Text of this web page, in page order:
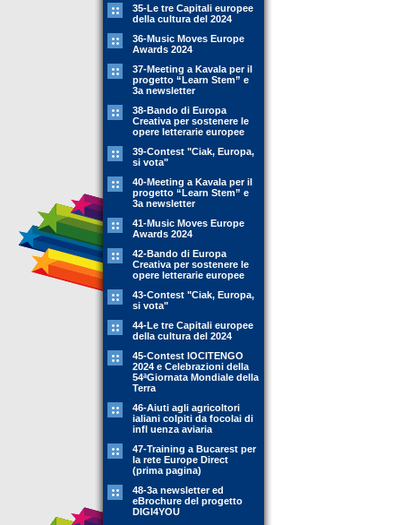
35-Le tre Capitali europee
della cultura del 2024
36-Music Moves Europe
Awards 2024
37-Meeting a Kavala per il
progetto “Learn Stem” e
3a newsletter
38-Bando di Europa
Creativa per sostenere le
opere letterarie europee
39-Contest "Ciak, Europa,
si vota"
40-Meeting a Kavala per il
progetto “Learn Stem” e
3a newsletter
41-Music Moves Europe
Awards 2024
42-Bando di Europa
Creativa per sostenere le
opere letterarie europee
43-Contest "Ciak, Europa,
si vota"
44-Le tre Capitali europee
della cultura del 2024
45-Contest IOCITENGO
2024 e Celebrazioni della
54ªGiornata Mondiale della
Terra
46-Aiuti agli agricoltori
ialiani colpiti da focolai di
infl uenza aviaria
47-Training a Bucarest per
la rete Europe Direct
(prima pagina)
48-3a newsletter ed
eBrochure del progetto
DIGI4YOU